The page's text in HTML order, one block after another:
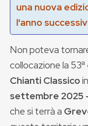
una nuova
l'anno
Non poteva
collocazione la 53ª
Chianti Classico
settembre 2025
che si terrà a